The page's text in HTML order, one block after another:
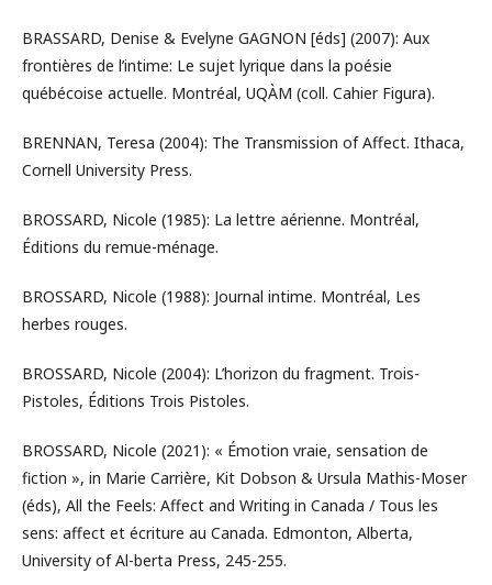
BRASSARD, Denise & Evelyne GAGNON [éds] (2007): Aux
frontières de l’intime: Le sujet lyrique dans la poésie
québécoise actuelle. Montréal, UQÀM (coll. Cahier Figura).
BRENNAN, Teresa (2004): The Transmission of Affect. Ithaca,
Cornell University Press.
BROSSARD, Nicole (1985): La lettre aérienne. Montréal,
Éditions du remue-ménage.
BROSSARD, Nicole (1988): Journal intime. Montréal, Les
herbes rouges.
BROSSARD, Nicole (2004): L’horizon du fragment. Trois-
Pistoles, Éditions Trois Pistoles.
BROSSARD, Nicole (2021): « Émotion vraie, sensation de
fiction », in Marie Carrière, Kit Dobson & Ursula Mathis-Moser
(éds), All the Feels: Affect and Writing in Canada / Tous les
sens: affect et écriture au Canada. Edmonton, Alberta,
University of Al-berta Press, 245-255.